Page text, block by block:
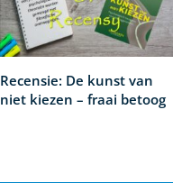
Recensie: De kunst van
niet kiezen – fraai betoog